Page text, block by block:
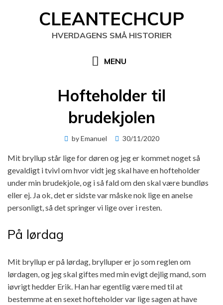
CLEANTECHCUP
HVERDAGENS SMÅ HISTORIER
MENU
Hofteholder til
brudekjolen
byEmanuel
Posted
30/11/2020
Mit bryllup står lige for døren og jeg er kommet noget så
gevaldigt i tvivl om hvor vidt jeg skal have en hofteholder
under min brudekjole, og i så fald om den skal være bundløs
eller ej. Ja ok, det er sidste var måske nok lige en anelse
personligt, så det springer vi lige over i resten.
På lørdag
Mit bryllup er på lørdag, brylluper er jo som reglen om
lørdagen, og jeg skal giftes med min evigt dejlig mand, som
iøvrigt hedder Erik. Han har egentlig være med til at
bestemme at en sexet hofteholder var lige sagen at have